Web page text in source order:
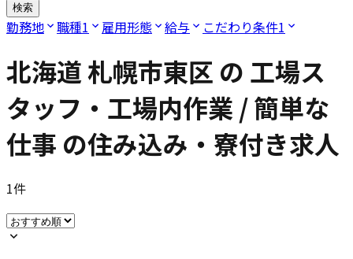
検索
勤務地 職種1 雇用形態 給与 こだわり条件1
北海道 札幌市東区 の 工場ス
タッフ・工場内作業 / 簡単な
仕事 の住み込み・寮付き求人
1件